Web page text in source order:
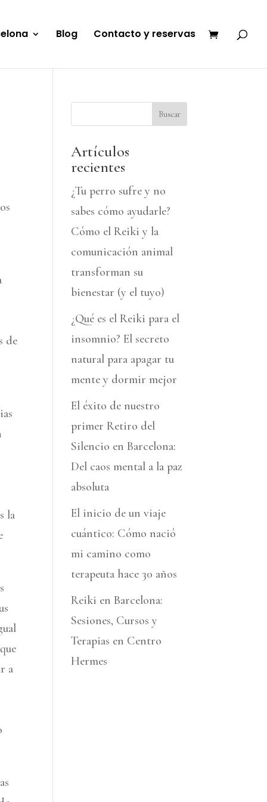
Blog Contacto y reservas
de
la
a
Buscar
Artículos
recientes
¿Tu perro sufre y no
sabes cómo ayudarle?
Cómo el Reiki y la
comunicación animal
transforman su
bienestar (y el tuyo)
¿Qué es el Reiki para el
insomnio? El secreto
natural para apagar tu
mente y dormir mejor
El éxito de nuestro
primer Retiro del
Silencio en Barcelona:
Del caos mental a la paz
absoluta
El inicio de un viaje
cuántico: Cómo nació
mi camino como
terapeuta hace 30 años
Reiki en Barcelona:
Sesiones, Cursos y
Terapias en Centro
Hermes